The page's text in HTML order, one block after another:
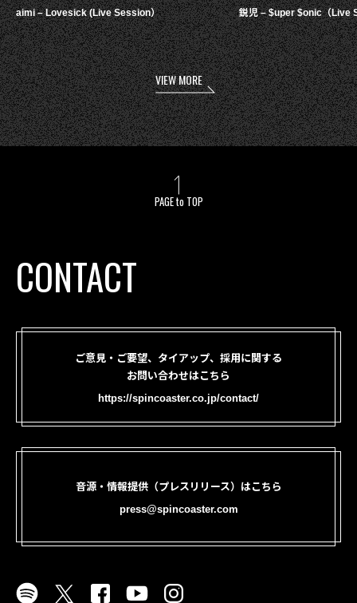
aimi – Lovesick (Live Session） 鋭児 – $uper $onic（Live
VIEW MORE
PAGE to TOP
CONTACT
ご意見・ご要望、タイアップ、採用に関する
お問い合わせはこちら
https://spincoaster.co.jp/contact/
音源・情報提供（プレスリリース）はこちら
press@spincoaster.com